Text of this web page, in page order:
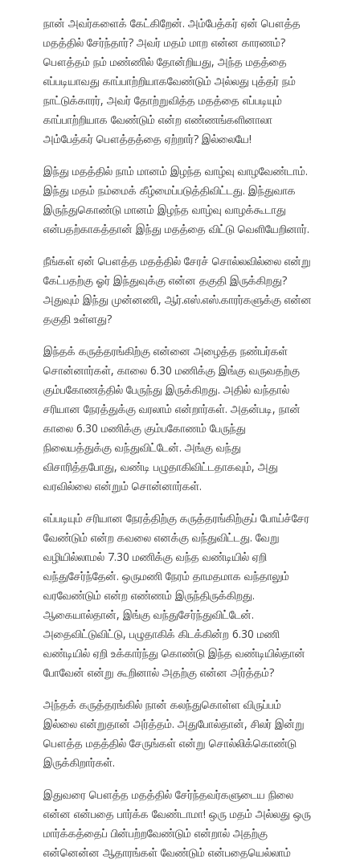
நான் அவர்களைக் கேட்கிறேன். அம்பேத்கர் ஏன் பௌத்த
மதத்தில் சேர்ந்தார்? அவர் மதம் மாற என்ன காரணம்?
பௌத்தம் நம் மண்ணில் தோன்றியது, அந்த மதத்தை
எப்படியாவது காப்பாற்றியாகவேண்டும் அல்லது புத்தர் நம்
நாட்டுக்காரர், அவர் தோற்றுவித்த மதத்தை எப்படியும்
காப்பாற்றியாக வேண்டும் என்ற எண்ணங்களினாலா
அம்பேத்கர் பௌத்தத்தை ஏற்றார்? இல்லையே!
இந்து மதத்தில் நாம் மானம் இழந்த வாழ்வு வாழவேண்டாம்.
இந்து மதம் நம்மைக் கீழ்மைப்படுத்திவிட்டது. இந்துவாக
இருந்துகொண்டு மானம் இழந்த வாழ்வு வாழக்கூடாது
என்பதற்காகத்தான் இந்து மதத்தை விட்டு வெளியேறினார்.
நீங்கள் ஏன் பௌத்த மதத்தில் சேரச் சொல்லவில்லை என்று
கேட்பதற்கு ஓர் இந்துவுக்கு என்ன தகுதி இருக்கிறது?
அதுவும் இந்து முன்னணி, ஆர்.எஸ்.எஸ்.காரர்களுக்கு என்ன
தகுதி உள்ளது?
இந்தக் கருத்தரங்கிற்கு என்னை அழைத்த நண்பர்கள்
சொன்னார்கள், காலை 6.30 மணிக்கு இங்கு வருவதற்கு
கும்பகோணத்தில் பேருந்து இருக்கிறது. அதில் வந்தால்
சரியான நேரத்துக்கு வரலாம் என்றார்கள். அதன்படி, நான்
காலை 6.30 மணிக்கு கும்பகோணம் பேருந்து
நிலையத்துக்கு வந்துவிட்டேன். அங்கு வந்து
விசாரித்தபோது, வண்டி பழுதாகிவிட்டதாகவும், அது
வரவில்லை என்றும் சொன்னார்கள்.
எப்படியும் சரியான நேரத்திற்கு கருத்தரங்கிற்குப் போய்ச்சேர
வேண்டும் என்ற கவலை எனக்கு வந்துவிட்டது. வேறு
வழியில்லாமல் 7.30 மணிக்கு வந்த வண்டியில் ஏறி
வந்துசேர்ந்தேன். ஒருமணி நேரம் தாமதமாக வந்தாலும்
வரவேண்டும் என்ற எண்ணம் இருந்திருக்கிறது.
ஆகையால்தான், இங்கு வந்துசேர்ந்துவிட்டேன்.
அதைவிட்டுவிட்டு, பழுதாகிக் கிடக்கின்ற 6.30 மணி
வண்டியில் ஏறி உக்கார்ந்து கொண்டு இந்த வண்டியில்தான்
போவேன் என்று கூறினால் அதற்கு என்ன அர்த்தம்?
அந்தக் கருத்தரங்கில் நான் கலந்துகொள்ள விருப்பம்
இல்லை என்றுதான் அர்த்தம். அதுபோல்தான், சிலர் இன்று
பௌத்த மதத்தில் சேருங்கள் என்று சொல்லிக்கொண்டு
இருக்கிறார்கள்.
இதுவரை பௌத்த மதத்தில் சேர்ந்தவர்களுடைய நிலை
என்ன என்பதை பார்க்க வேண்டாமா! ஒரு மதம் அல்லது ஒரு
மார்க்கத்தைப் பின்பற்றவேண்டும் என்றால் அதற்கு
என்னென்ன ஆதாரங்கள் வேண்டும் என்பதையெல்லாம்